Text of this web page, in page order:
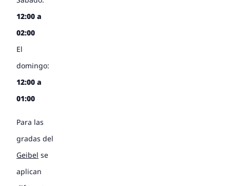
12:00 a
02:00
El
domingo:
12:00 a
01:00
Para las
gradas del
Geibel se
aplican